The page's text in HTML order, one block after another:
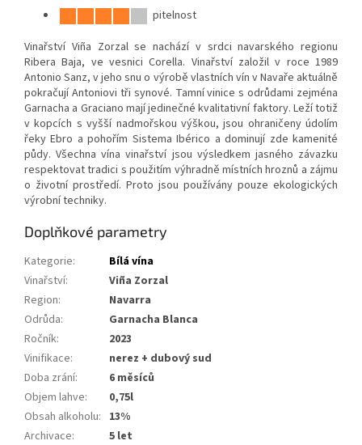
pitelnost
Vinařství Viña Zorzal se nachází v srdci navarského regionu
Ribera Baja, ve vesnici Corella. Vinařství založil v roce 1989
Antonio Sanz, v jeho snu o výrobě vlastních vín v Navaře aktuálně
pokračují Antoniovi tři synové. Tamní vinice s odrůdami zejména
Garnacha a Graciano mají jedinečné kvalitativní faktory. Leží totiž
v kopcích s vyšší nadmořskou výškou, jsou ohraničeny údolím
řeky Ebro a pohořím Sistema Ibérico a dominují zde kamenité
půdy. Všechna vína vinařství jsou výsledkem jasného závazku
respektovat tradici s použitím výhradně místních hroznů a zájmu
o životní prostředí. Proto jsou používány pouze ekologických
výrobní techniky.
Doplňkové parametry
Kategorie:
Bílá vína
Vinařství:
Viña Zorzal
Region:
Navarra
Odrůda:
Garnacha Blanca
Ročník:
2023
Vinifikace:
nerez + dubový sud
Doba zrání:
6 měsíců
Objem lahve:
0,75l
Obsah alkoholu: 13%
Archivace:
5 let